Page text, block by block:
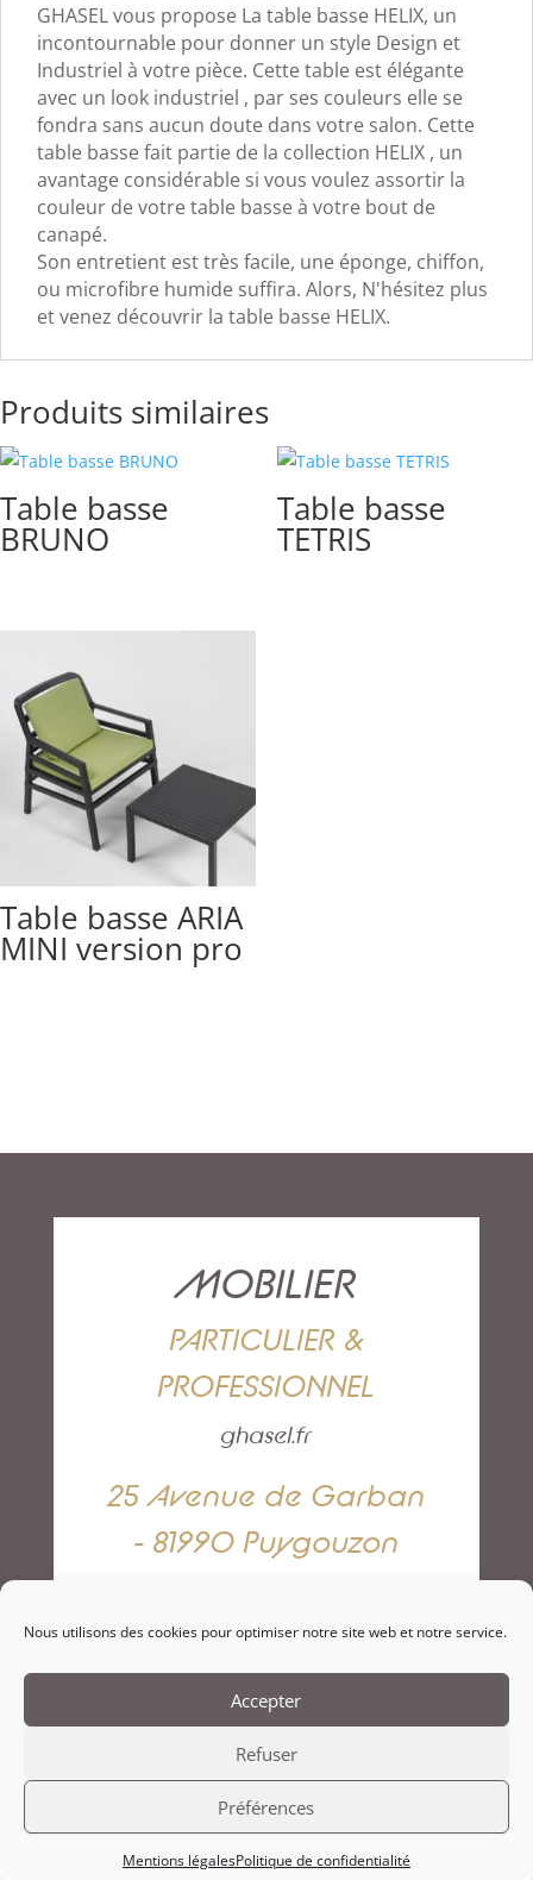
Nous utilisons des cookies pour optimiser notre site web et notre service.
Accepter
Refuser
Préférences
Mentions légalesPolitique de confidentialité
GHASEL vous propose La table basse HELIX, un
incontournable pour donner un style Design et
Industriel à votre pièce. Cette table est élégante
avec un look industriel , par ses couleurs elle se
fondra sans aucun doute dans votre salon. Cette
table basse fait partie de la collection HELIX , un
avantage considérable si vous voulez assortir la
couleur de votre table basse à votre bout de
canapé.
Son entretient est très facile, une éponge, chiffon,
ou microfibre humide suffira. Alors, N'hésitez plus
et venez découvrir la table basse HELIX.
Produits similaires
Table basse
BRUNO
Table basse
TETRIS
Table basse ARIA
MINI version pro
MOBILIER
PARTICULIER &
PROFESSIONNEL
ghasel.fr
25 Avenue de Garban
- 81990 Puygouzon